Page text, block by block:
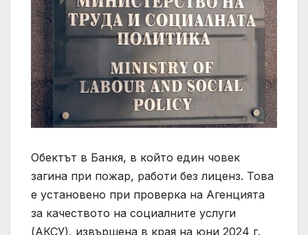
Обектът в Банкя, в който един човек
загина при пожар, работи без лиценз. Това
е установено при проверка на Агенцията
за качеството на социалните услуги
(АКСУ), извършена в края на юни 2024 г.